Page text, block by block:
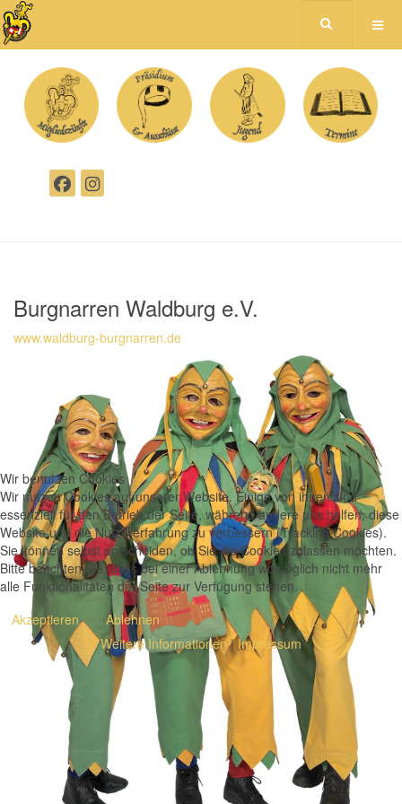
Burgnarren Waldburg e.V.
www.waldburg-burgnarren.de
Wir benutzen Cookies
Wir nutzen Cookies auf unserer Website. Einige von ihnen sind
essenziell für den Betrieb der Seite, während andere uns helfen, diese
Website und die Nutzererfahrung zu verbessern (Tracking Cookies).
Sie können selbst entscheiden, ob Sie die Cookies zulassen möchten.
Bitte beachten Sie, dass bei einer Ablehnung womöglich nicht mehr
alle Funktionalitäten der Seite zur Verfügung stehen.
Akzeptieren
Ablehnen
Weitere Informationen|Impressum